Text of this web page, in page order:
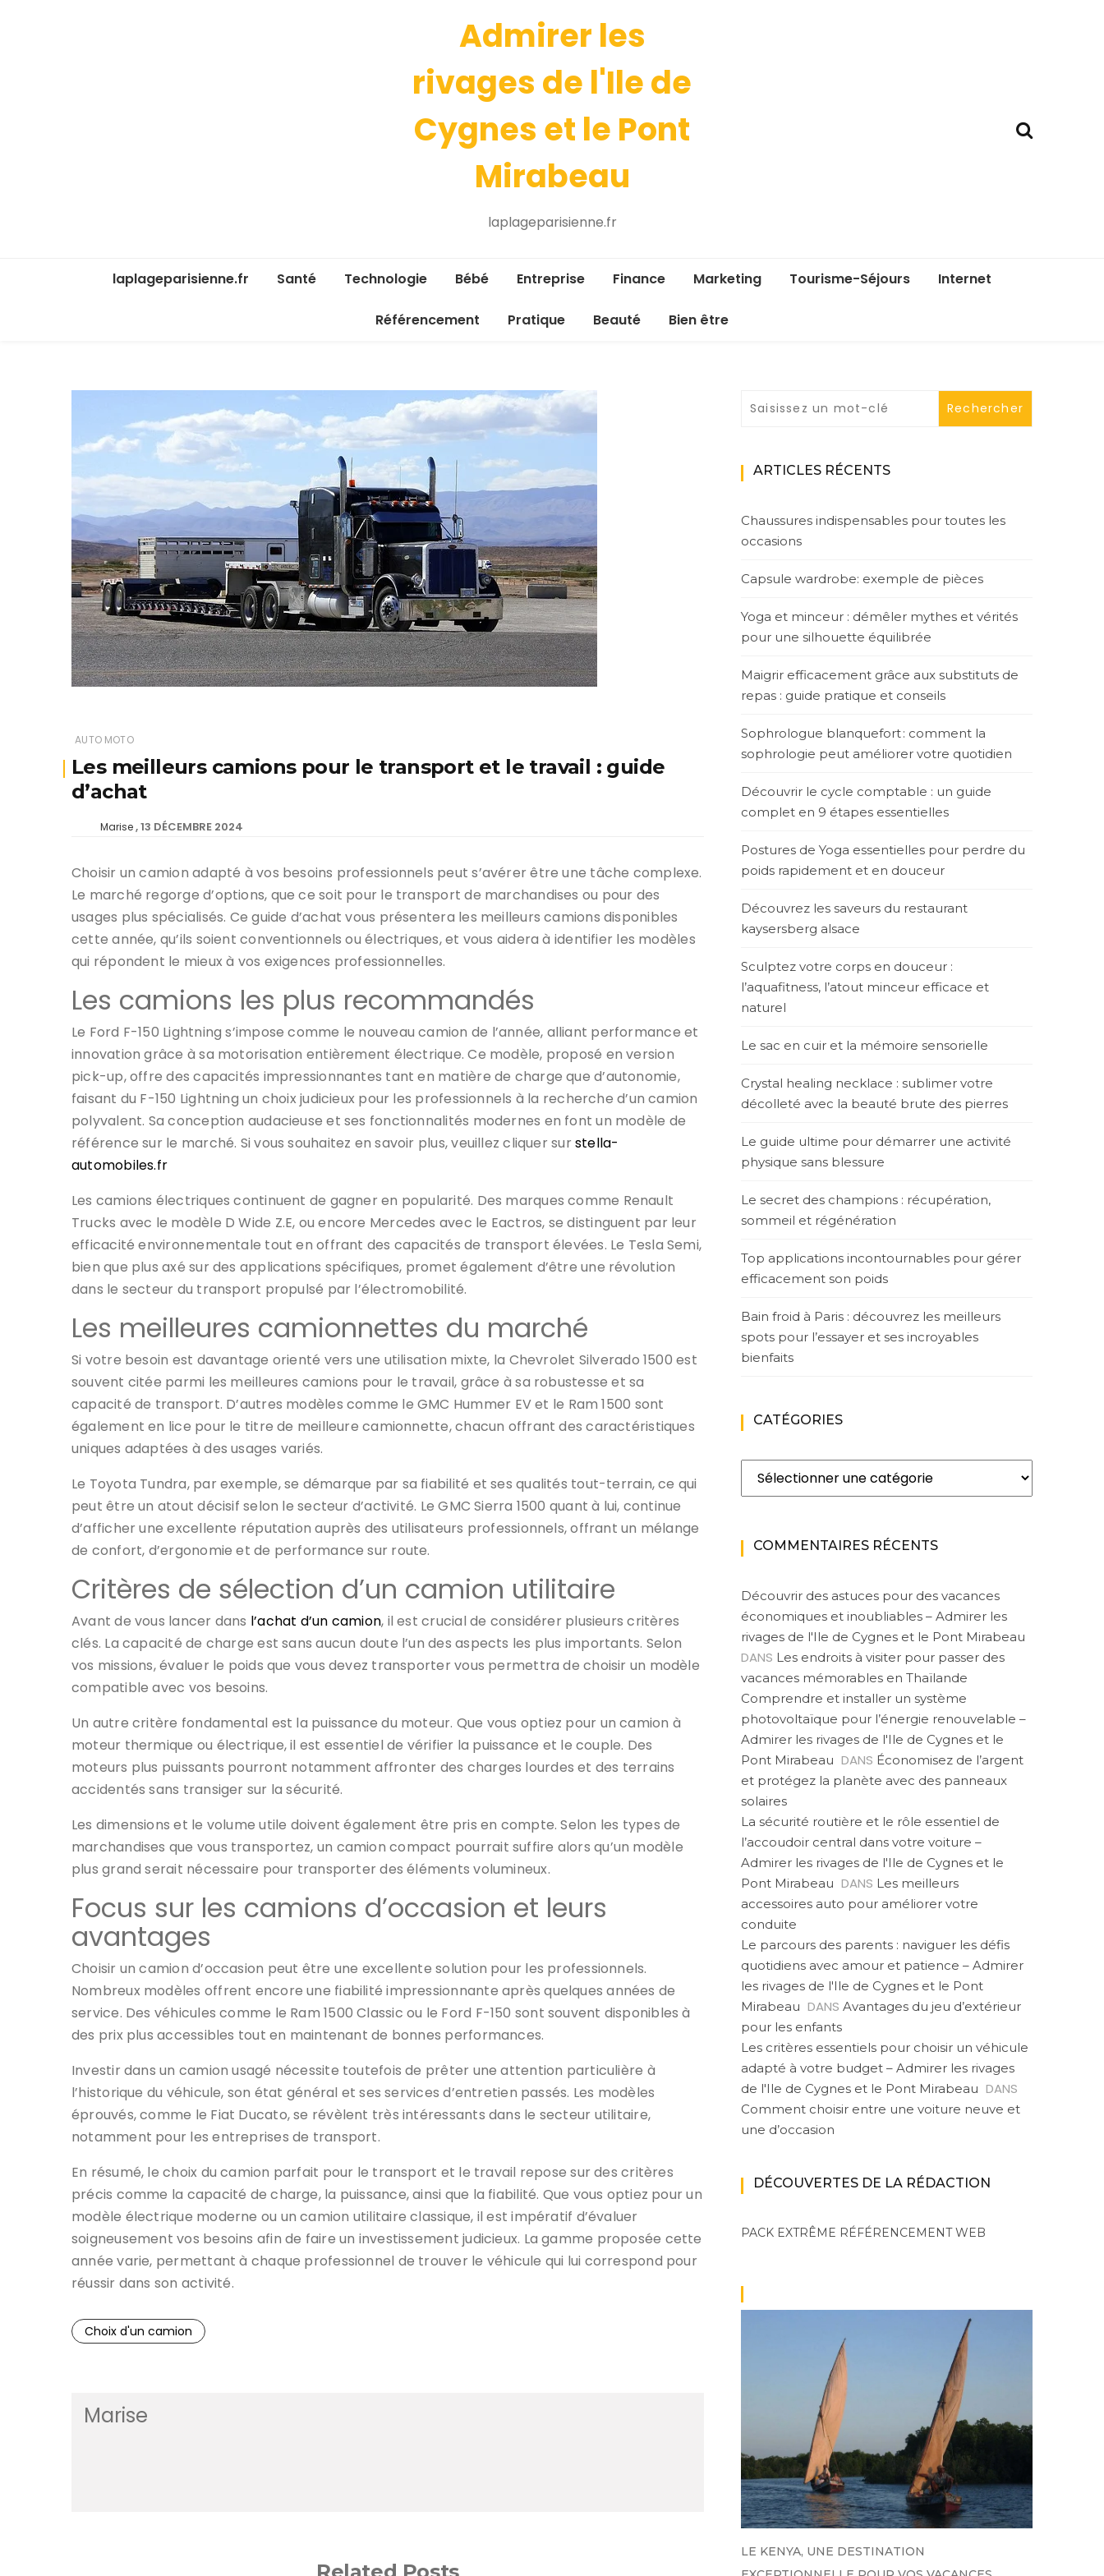
Admirer les
rivages de l'Ile de
Cygnes et le Pont
Mirabeau
laplageparisienne.fr
laplageparisienne.fr Santé Technologie Bébé Entreprise Finance Marketing Tourisme-Séjours Internet
Référencement Pratique Beauté Bien être
AUTO MOTO
Les meilleurs camions pour le transport et le travail : guide
d’achat
Marise 13 DÉCEMBRE 2024
Choisir un camion adapté à vos besoins professionnels peut s’avérer être une tâche complexe.
Le marché regorge d’options, que ce soit pour le transport de marchandises ou pour des
usages plus spécialisés. Ce guide d’achat vous présentera les meilleurs camions disponibles
cette année, qu’ils soient conventionnels ou électriques, et vous aidera à identifier les modèles
qui répondent le mieux à vos exigences professionnelles.
Les camions les plus recommandés
Le Ford F-150 Lightning s’impose comme le nouveau camion de l’année, alliant performance et
innovation grâce à sa motorisation entièrement électrique. Ce modèle, proposé en version
pick-up, offre des capacités impressionnantes tant en matière de charge que d’autonomie,
faisant du F-150 Lightning un choix judicieux pour les professionnels à la recherche d’un camion
polyvalent. Sa conception audacieuse et ses fonctionnalités modernes en font un modèle de
référence sur le marché. Si vous souhaitez en savoir plus, veuillez cliquer surstella-
automobiles.fr
Les camions électriques continuent de gagner en popularité. Des marques comme Renault
Trucks avec le modèle D Wide Z.E, ou encore Mercedes avec le Eactros, se distinguent par leur
efficacité environnementale tout en offrant des capacités de transport élevées. Le Tesla Semi,
bien que plus axé sur des applications spécifiques, promet également d’être une révolution
dans le secteur du transport propulsé par l’électromobilité.
Les meilleures camionnettes du marché
Si votre besoin est davantage orienté vers une utilisation mixte, la Chevrolet Silverado 1500 est
souvent citée parmi les meilleures camions pour le travail, grâce à sa robustesse et sa
capacité de transport. D’autres modèles comme le GMC Hummer EV et le Ram 1500 sont
également en lice pour le titre de meilleure camionnette, chacun offrant des caractéristiques
uniques adaptées à des usages variés.
Le Toyota Tundra, par exemple, se démarque par sa fiabilité et ses qualités tout-terrain, ce qui
peut être un atout décisif selon le secteur d’activité. Le GMC Sierra 1500 quant à lui, continue
d’afficher une excellente réputation auprès des utilisateurs professionnels, offrant un mélange
de confort, d’ergonomie et de performance sur route.
Critères de sélection d’un camion utilitaire
Avant de vous lancer dans l’achat d’un camion, il est crucial de considérer plusieurs critères
clés. La capacité de charge est sans aucun doute l’un des aspects les plus importants. Selon
vos missions, évaluer le poids que vous devez transporter vous permettra de choisir un modèle
compatible avec vos besoins.
Un autre critère fondamental est la puissance du moteur. Que vous optiez pour un camion à
moteur thermique ou électrique, il est essentiel de vérifier la puissance et le couple. Des
moteurs plus puissants pourront notamment affronter des charges lourdes et des terrains
accidentés sans transiger sur la sécurité.
Les dimensions et le volume utile doivent également être pris en compte. Selon les types de
marchandises que vous transportez, un camion compact pourrait suffire alors qu’un modèle
plus grand serait nécessaire pour transporter des éléments volumineux.
Focus sur les camions d’occasion et leurs
avantages
Choisir un camion d’occasion peut être une excellente solution pour les professionnels.
Nombreux modèles offrent encore une fiabilité impressionnante après quelques années de
service. Des véhicules comme le Ram 1500 Classic ou le Ford F-150 sont souvent disponibles à
des prix plus accessibles tout en maintenant de bonnes performances.
Investir dans un camion usagé nécessite toutefois de prêter une attention particulière à
l’historique du véhicule, son état général et ses services d’entretien passés. Les modèles
éprouvés, comme le Fiat Ducato, se révèlent très intéressants dans le secteur utilitaire,
notamment pour les entreprises de transport.
En résumé, le choix du camion parfait pour le transport et le travail repose sur des critères
précis comme la capacité de charge, la puissance, ainsi que la fiabilité. Que vous optiez pour un
modèle électrique moderne ou un camion utilitaire classique, il est impératif d’évaluer
soigneusement vos besoins afin de faire un investissement judicieux. La gamme proposée cette
année varie, permettant à chaque professionnel de trouver le véhicule qui lui correspond pour
réussir dans son activité.
Choix d'un camion
Marise
ARTICLES RÉCENTS
Chaussures indispensables pour toutes les
occasions
Capsule wardrobe: exemple de pièces
Yoga et minceur : démêler mythes et vérités
pour une silhouette équilibrée
Maigrir efficacement grâce aux substituts de
repas : guide pratique et conseils
Sophrologue blanquefort : comment la
sophrologie peut améliorer votre quotidien
Découvrir le cycle comptable : un guide
complet en 9 étapes essentielles
Postures de Yoga essentielles pour perdre du
poids rapidement et en douceur
Découvrez les saveurs du restaurant
kaysersberg alsace
Sculptez votre corps en douceur :
l’aquafitness, l’atout minceur efficace et
naturel
Le sac en cuir et la mémoire sensorielle
Crystal healing necklace : sublimer votre
décolleté avec la beauté brute des pierres
Le guide ultime pour démarrer une activité
physique sans blessure
Le secret des champions : récupération,
sommeil et régénération
Top applications incontournables pour gérer
efficacement son poids
Bain froid à Paris : découvrez les meilleurs
spots pour l’essayer et ses incroyables
bienfaits
CATÉGORIES
Catégories
COMMENTAIRES RÉCENTS
Découvrir des astuces pour des vacances
économiques et inoubliables – Admirer les
rivages de l'Ile de Cygnes et le Pont Mirabeau
DANS Les endroits à visiter pour passer des
vacances mémorables en Thaïlande
Comprendre et installer un système
photovoltaïque pour l’énergie renouvelable –
Admirer les rivages de l'Ile de Cygnes et le
Pont Mirabeau DANS Économisez de l’argent
et protégez la planète avec des panneaux
solaires
La sécurité routière et le rôle essentiel de
l’accoudoir central dans votre voiture –
Admirer les rivages de l'Ile de Cygnes et le
Pont Mirabeau DANS Les meilleurs
accessoires auto pour améliorer votre
conduite
Le parcours des parents : naviguer les défis
quotidiens avec amour et patience – Admirer
les rivages de l'Ile de Cygnes et le Pont
Mirabeau DANS Avantages du jeu d’extérieur
pour les enfants
Les critères essentiels pour choisir un véhicule
adapté à votre budget – Admirer les rivages
de l'Ile de Cygnes et le Pont Mirabeau DANS
Comment choisir entre une voiture neuve et
une d’occasion
DÉCOUVERTES DE LA RÉDACTION
PACK EXTRÊME RÉFÉRENCEMENT WEB
LE KENYA, UNE DESTINATION